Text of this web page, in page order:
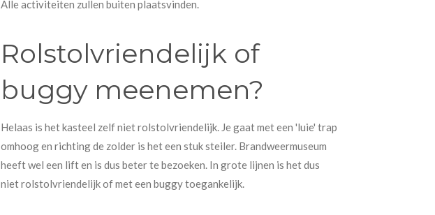
Alle activiteiten zullen buiten plaatsvinden.
Rolstolvriendelijk of
buggy meenemen?
Helaas is het kasteel zelf niet rolstolvriendelijk. Je gaat met een 'luie' trap
omhoog en richting de zolder is het een stuk steiler. Brandweermuseum
heeft wel een lift en is dus beter te bezoeken. In grote lijnen is het dus
niet rolstolvriendelijk of met een buggy toegankelijk.